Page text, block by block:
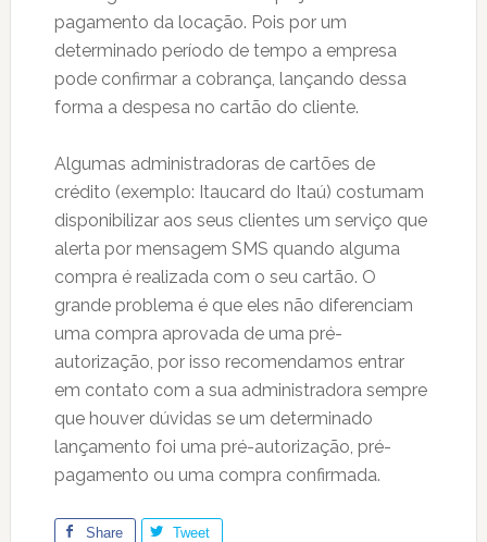
pagamento da locação. Pois por um
determinado período de tempo a empresa
pode confirmar a cobrança, lançando dessa
forma a despesa no cartão do cliente.
Algumas administradoras de cartões de
crédito (exemplo: Itaucard do Itaú) costumam
disponibilizar aos seus clientes um serviço que
alerta por mensagem SMS quando alguma
compra é realizada com o seu cartão. O
grande problema é que eles não diferenciam
uma compra aprovada de uma pré-
autorização, por isso recomendamos entrar
em contato com a sua administradora sempre
que houver dúvidas se um determinado
lançamento foi uma pré-autorização, pré-
pagamento ou uma compra confirmada.
Share Tweet